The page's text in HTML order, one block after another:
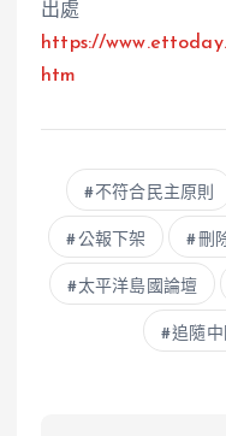
出處
https://
htm
不符合民主原則
公報下架 刪
太平洋島國論壇
追隨中